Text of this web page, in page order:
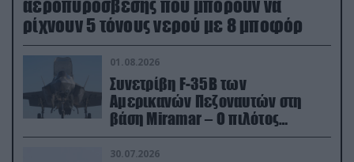
αεροπυρόσβεσης που μπορούν να
ρίχνουν 5 τόνους νερού με 8 μποφόρ
01.08.2026
Συνετρίβη F-35B των
Αμερικανών Πεζοναυτών στη
βάση Miramar – Ο πιλότος
εκτινάχθηκε εγκαίρως
30.07.2026